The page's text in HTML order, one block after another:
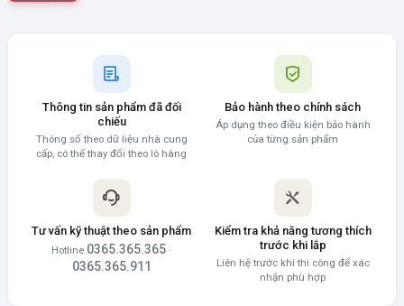
Thông tin sản phẩm đã đối
chiếu
Thông số theo dữ liệu nhà cung
cấp, có thể thay đổi theo lô hàng
Bảo hành theo chính sách
Áp dụng theo điều kiện bảo hành
của từng sản phẩm
Tư vấn kỹ thuật theo sản phẩm
Hotline 0365.365.365 ·
0365.365.911
Kiểm tra khả năng tương thích
trước khi lắp
Liên hệ trước khi thi công để xác
nhận phù hợp